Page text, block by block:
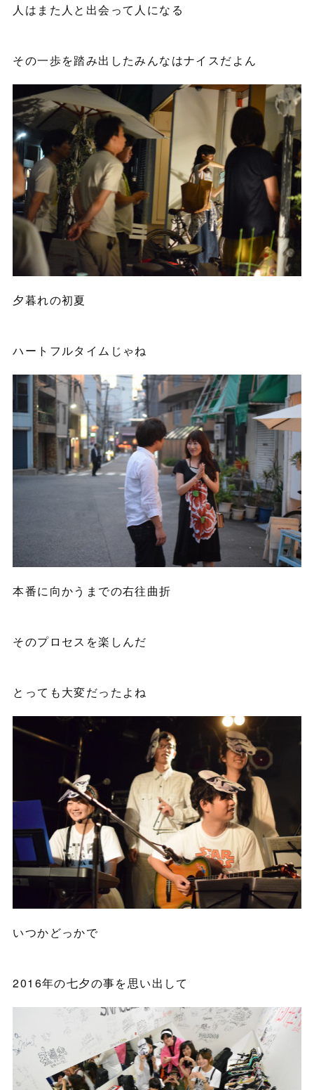
人はまた人と出会って人になる
その一歩を踏み出したみんなはナイスだよん
夕暮れの初夏
ハートフルタイムじゃね
本番に向かうまでの右往曲折
そのプロセスを楽しんだ
とっても大変だったよね
いつかどっかで
2016年の七夕の事を思い出して